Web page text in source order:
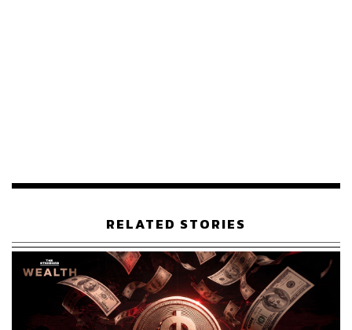
ของตลาดหมีแล้ว ซึ่งเราน่าจะเห็นดัชนีลดลงไปอยู่ที่ราว
อ้างอิง:
https://www.bloomberg.com/news/articles/2022-10-0
4/wall-street-sees-s-p-falling-further-after-bear-market
-bounce?sref=CVqPBMVg
RELATED STORIES